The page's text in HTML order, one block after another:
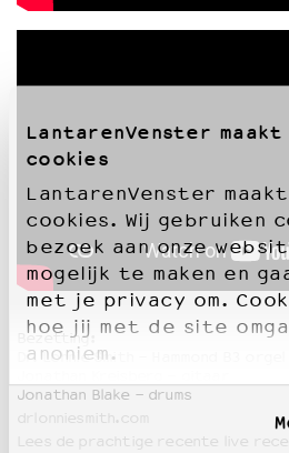
LantarenVenster
cookies
LantarenVenster
cookies. Wij gebruiken
bezoek aan onze
mogelijk te maken en
met je privacy om.
hoe jij met de site
anoniem.
Bezetting:
Dr. Lonnie Smith - Hammond B3 orgel
Jonathan Blake - drums
drlonniesmith.com
Lees de prachtige recente live